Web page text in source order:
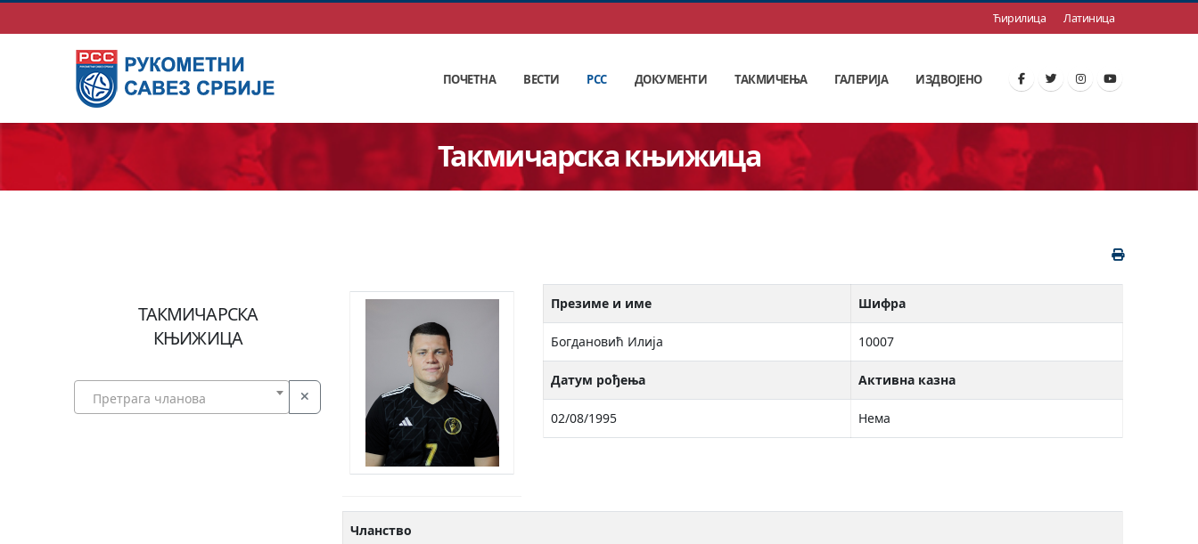
Ћирилица Латиница
ПОЧЕТНА ВЕСТИ РСС ДОКУМЕНТИ ТАКМИЧЕЊА ГАЛЕРИЈА ИЗДВОЈЕНО
Такмичарска књижица
ТАКМИЧАРСКА
КЊИЖИЦА
Претрага чланова
Презиме и име Шифра
Богдановић Илија 10007
Датум рођења Активна казна
02/08/1995 Нема
Чланство